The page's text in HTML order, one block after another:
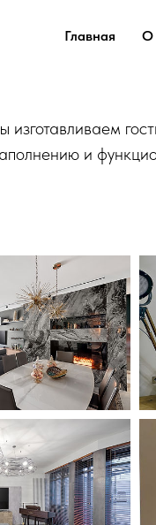
Главная О
изготавливаем
и